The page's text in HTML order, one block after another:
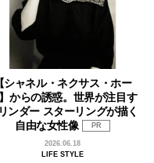
【シャネル・ネクサス・ホー
からの誘惑。世界が注目す
ンダー スターリングが描く
自由な女性像
PR
2026.06.18
LIFE STYLE